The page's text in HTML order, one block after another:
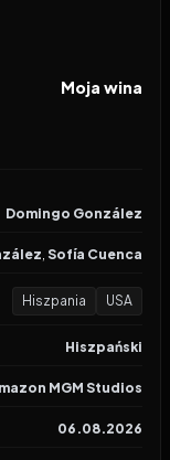
FILM
Moja wina
Domingo González
, Sofía Cuenca
Hiszpania USA
Hiszpański
MGM Studios
06.08.2026